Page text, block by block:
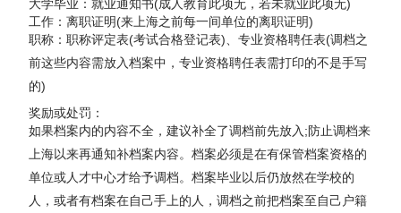
大学毕业：就业通知书(成人教育此项无，若未就业此项无)
工作：离职证明(来上海之前每一间单位的离职证明)
职称：职称评定表(考试合格登记表)、专业资格聘任表(调档之
前这些内容需放入档案中，专业资格聘任表需打印的不是手写
的)
奖励或处罚：
如果档案内的内容不全，建议补全了调档前先放入;防止调档来
上海以来再通知补档案内容。档案必须是在有保管档案资格的
单位或人才中心才给予调档。档案毕业以后仍放然在学校的
人，或者有档案在自己手上的人，调档之前把档案至自己户籍